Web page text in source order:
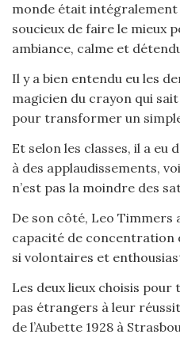
monde était
soucieux de faire le mieux
ambiance, calme et
Il y a bien entendu eu les
magicien du crayon qui
pour transformer un
Et selon les classes, il a eu
à des applaudissements,
n’est pas la moindre des
De son côté, Leo Timmers
capacité de concentration
si volontaires et
Les deux lieux choisis
pas étrangers à leur
de l’Aubette 1928 à